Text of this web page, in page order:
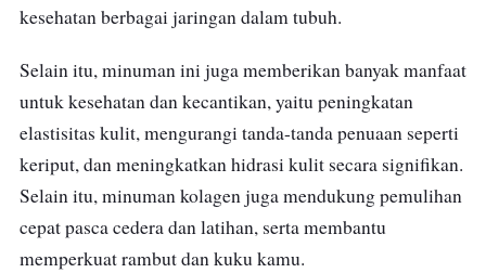
kesehatan berbagai jaringan dalam tubuh.
Selain itu, minuman ini juga memberikan banyak manfaat
untuk kesehatan dan kecantikan, yaitu peningkatan
elastisitas kulit, mengurangi tanda-tanda penuaan seperti
keriput, dan meningkatkan hidrasi kulit secara signifikan.
Selain itu, minuman kolagen juga mendukung pemulihan
cepat pasca cedera dan latihan, serta membantu
memperkuat rambut dan kuku kamu.